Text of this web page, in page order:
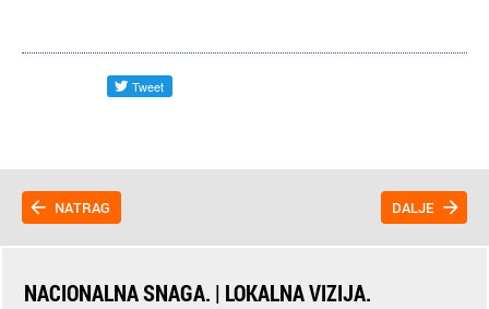
NATRAG DALJE
NACIONALNA SNAGA. | LOKALNA VIZIJA.